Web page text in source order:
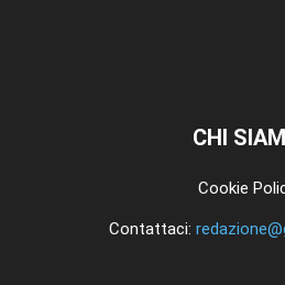
CHI
Cookie
Contattaci: